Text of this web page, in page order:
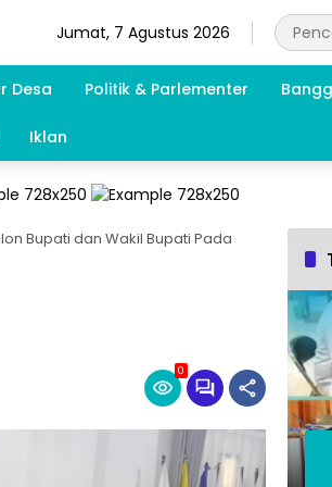
Jumat, 7 Agustus 2026
Desa Politik & Parlementer
Iklan
Bupati dan Wakil Bupati Pada
0